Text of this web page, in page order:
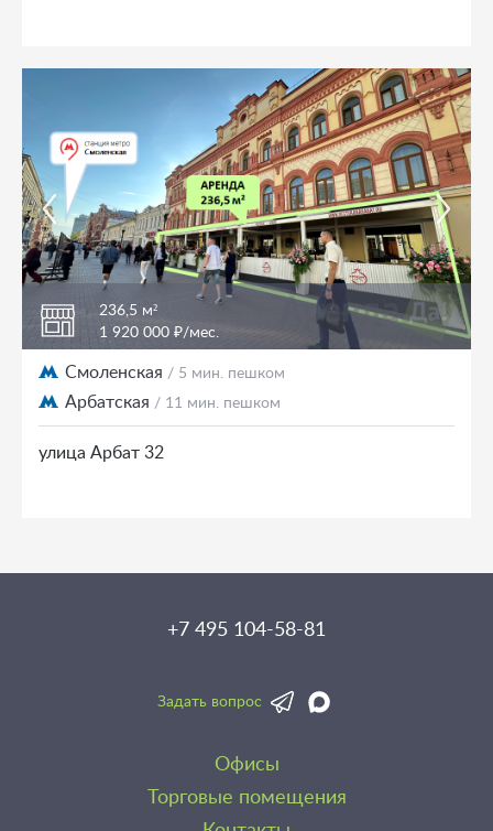
236,5 м²
1 920 000 ₽/мес.
Смоленская / 5 мин. пешком
Арбатская / 11 мин. пешком
улица Арбат 32
+7 495 104-58-81
Задать вопрос
Офисы
Торговые помещения